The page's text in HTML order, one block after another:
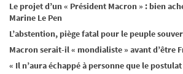
Le projet d’un « Président Macron » : bien
Marine Le Pen
L’abstention, piège fatal pour le peuple
Macron serait-il « mondialiste » avant d’être
« Il n’aura échappé à personne que le